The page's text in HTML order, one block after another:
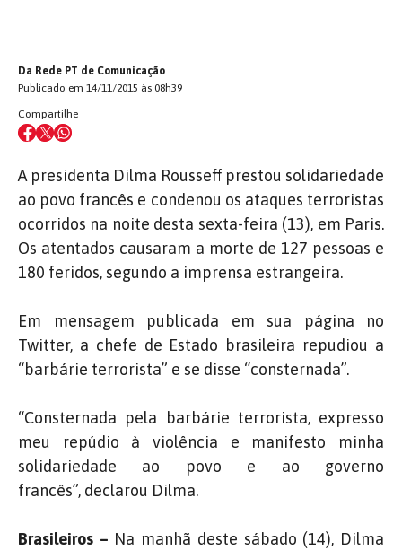
Da Rede PT de Comunicação
Publicado em 14/11/2015 às 08h39
Compartilhe
A presidenta Dilma Rousseff prestou solidariedade
ao povo francês e condenou os ataques terroristas
ocorridos na noite desta sexta-feira (13), em Paris.
Os atentados causaram a morte de 127 pessoas e
180 feridos, segundo a imprensa estrangeira.
Em mensagem publicada em sua página no
Twitter, a chefe de Estado brasileira repudiou a
“barbárie terrorista” e se disse “consternada”.
“Consternada pela barbárie terrorista, expresso
meu repúdio à violência e manifesto minha
solidariedade ao povo e ao governo
francês”, declarou Dilma.
Brasileiros – Na manhã deste sábado (14), Dilma